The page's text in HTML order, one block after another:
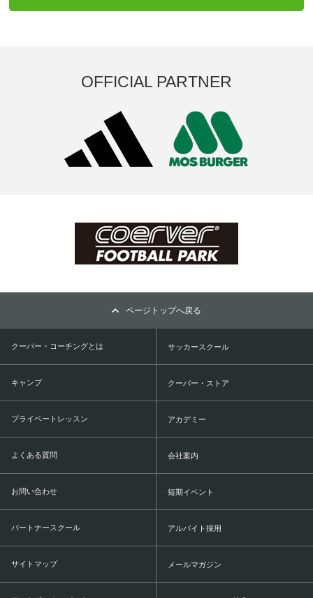
OFFICIAL PARTNER
ページトップへ戻る
クーバー・コーチングとは サッカースクール
キャンプ クーバー・ストア
プライベートレッスン アカデミー
よくある質問 会社案内
お問い合わせ 短期イベント
パートナースクール アルバイト採用
サイトマップ メールマガジン